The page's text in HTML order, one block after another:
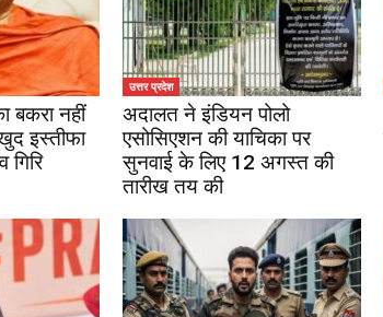
बकरा नहीं
इस्तीफा
गिरि
उत्तर प्रदेश
अदालत ने इंडियन पोलो
एसोसिएशन की याचिका पर
सुनवाई के लिए 12 अगस्त की
तारीख तय की